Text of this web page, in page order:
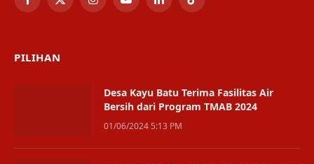
Facebook
X
InstagramYouTubeLinkedInTikTok
PILIHAN
Desa Kayu Batu Terima Fasilitas Air
Bersih dari Program TMAB 2024
01/06/2024 5:13 PM